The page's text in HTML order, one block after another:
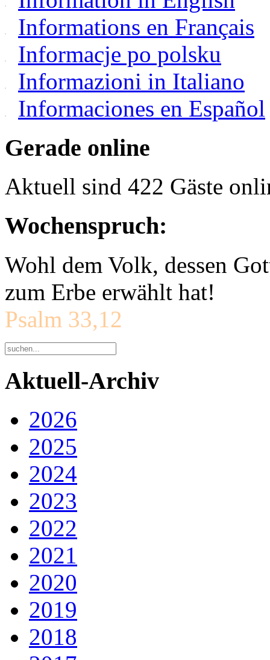
Informations en Français
Informacje po polsku
Informazioni in Italiano
Informaciones en Español
Gerade online
Aktuell sind 422 Gäste
Wochenspruch:
Wohl dem Volk, dessen
zum Erbe erwählt hat!
Psalm 33,12
Aktuell-Archiv
2026
2025
2024
2023
2022
2021
2020
2019
2018